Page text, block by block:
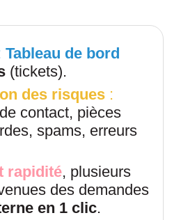
Tableau de bord
(tickets).
des risques :
contact, pièces
spams, erreurs
rapidité, plusieurs
des demandes
en 1 clic.